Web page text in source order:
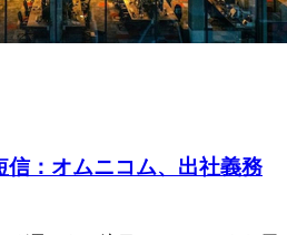
信：オムニコム、出社義務